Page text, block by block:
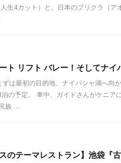
生4カット）と、日本のプリクラ（ア
ト リフト バレー！そしてナイ
は最初の目的地、ナイバシャ湖へ向
の予定。 車中、ガイドさんがケニア
族 ...
のテーマレストラン】池袋『